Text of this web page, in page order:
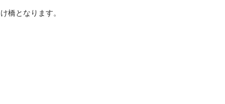
となります。